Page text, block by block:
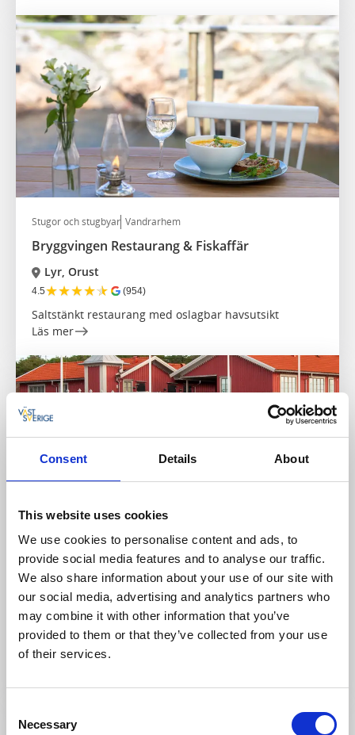
Consent Details About
This website uses cookies
We use cookies to personalise content and ads, to
provide social media features and to analyse our traffic.
We also share information about your use of our site with
our social media, advertising and analytics partners who
may combine it with other information that you’ve
provided to them or that they’ve collected from your use
of their services.
Selection
Necessary
Stugor och stugbyar Vandrarhem
Bryggvingen Restaurang & Fiskaffär
Lyr, Orust
4.5★★★★★ (954)
Saltstänkt restaurang med oslagbar havsutsikt
Läs mer
Bar & pub Gästhamn
Hotel Strana
Hälleviksstrand/Orust
4.2★★★ ★☆ (296)
Restaurang och hotell i vacker skärgårdsmiljö